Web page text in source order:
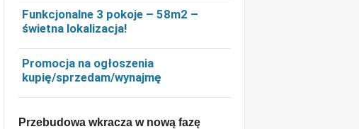
Funkcjonalne 3 pokoje – 58m2 –
świetna lokalizacja!
Promocja na ogłoszenia
kupię/sprzedam/wynajmę
Przebudowa wkracza w nową fazę